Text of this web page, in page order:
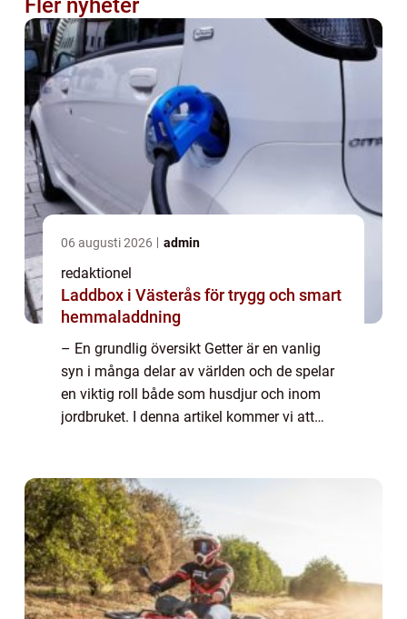
Fler nyheter
06 augusti 2026 admin
redaktionel
Laddbox i Västerås för trygg och smart
hemmaladdning
– En grundlig översikt Getter är en vanlig
syn i många delar av världen och de spelar
en viktig roll både som husdjur och inom
jordbruket. I denna artikel kommer vi att